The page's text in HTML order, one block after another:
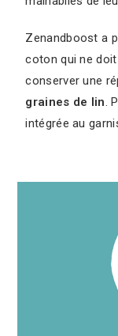
Zenandboost a
coton qui ne
conserver une
graines de lin.
intégrée au